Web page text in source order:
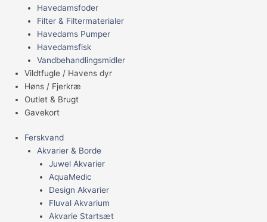
Havedamsfoder
Filter & Filtermaterialer
Havedams Pumper
Havedamsfisk
Vandbehandlingsmidler
Vildtfugle / Havens dyr
Høns / Fjerkræ
Outlet & Brugt
Gavekort
Ferskvand
Akvarier & Borde
Juwel Akvarier
AquaMedic
Design Akvarier
Fluval Akvarium
Akvarie Startsæt